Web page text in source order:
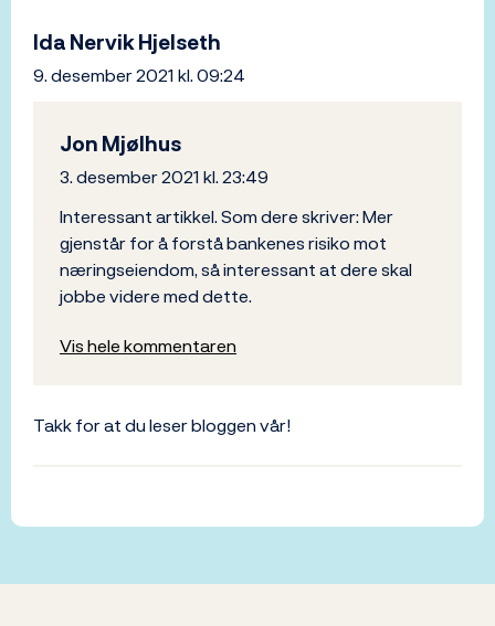
Ida Nervik Hjelseth
9. desember 2021 kl. 09:24
Jon Mjølhus
3. desember 2021 kl. 23:49
Interessant artikkel. Som dere skriver: Mer
gjenstår for å forstå bankenes risiko mot
næringseiendom, så interessant at dere skal
jobbe videre med dette.
Vis hele kommentaren
Takk for at du leser bloggen vår!